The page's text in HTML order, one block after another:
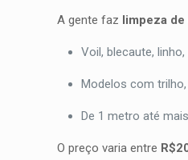
A gente faz limpeza
Voil, blecaute,
Modelos com
De 1 metro até
O preço varia entre